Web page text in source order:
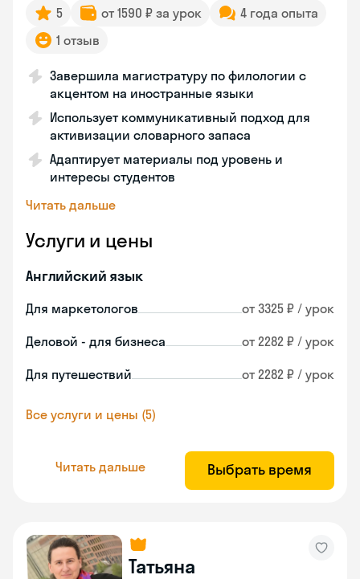
5 от 1590 ₽ за урок
4 года опыта
1 отзыв
Завершила магистратуру по филологии с
акцентом на иностранные языки
Использует коммуникативный подход для
активизации словарного запаса
Адаптирует материалы под уровень и
интересы студентов
Читать дальше
Услуги и цены
Английский язык
Для маркетологов от 3325 ₽ / урок
Деловой - для бизнеса от 2282 ₽ / урок
Для путешествий от 2282 ₽ / урок
Все услуги и цены (5)
Читать дальше Выбрать время
Татьяна